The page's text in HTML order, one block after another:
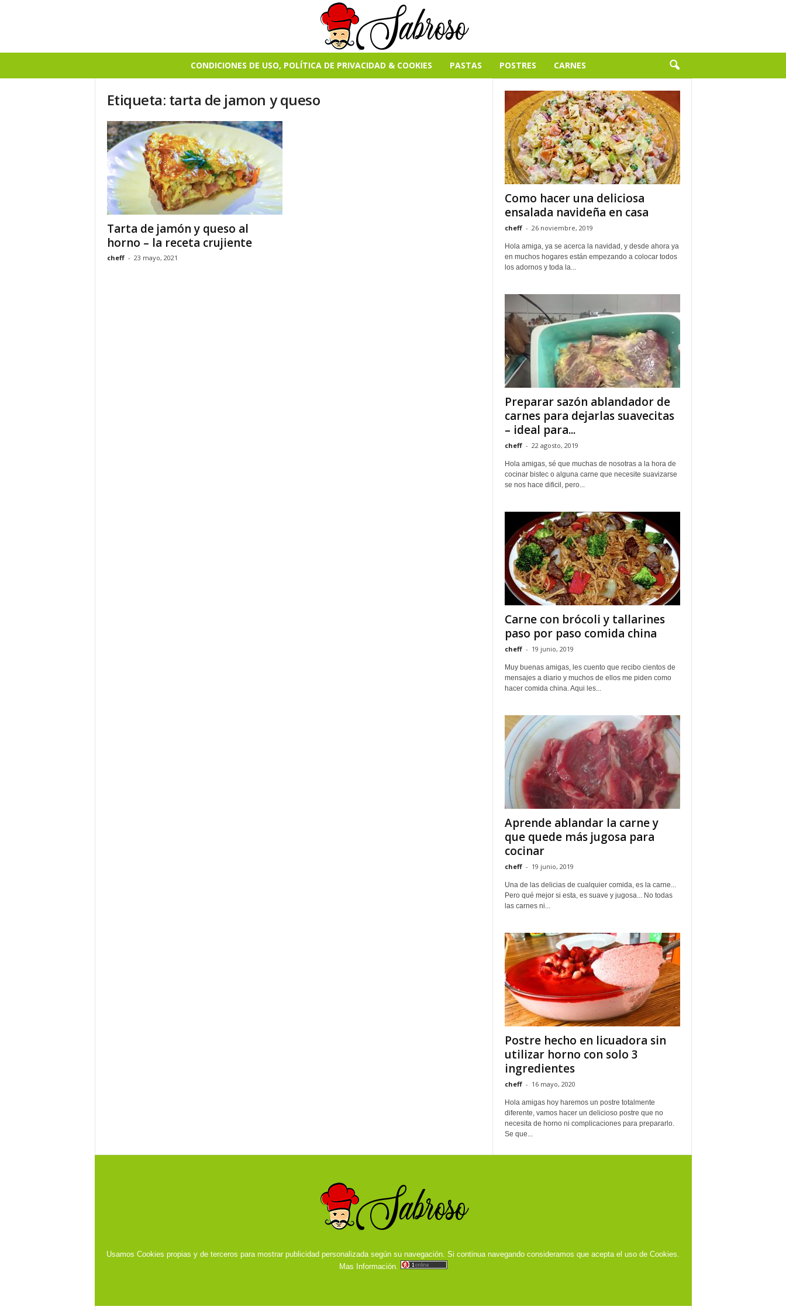
CONDICIONES DE USO, POLÍTICA DE PRIVACIDAD & COOKIES PASTAS POSTRES CARNES
Etiqueta: tarta de jamon y queso
Tarta de jamón y queso al
horno – la receta crujiente
cheff - 23 mayo, 2021
Como hacer una deliciosa
ensalada navideña en casa
cheff - 26 noviembre, 2019
Hola amiga, ya se acerca la navidad, y desde ahora ya
en muchos hogares están empezando a colocar todos
los adornos y toda la...
Preparar sazón ablandador de
carnes para dejarlas suavecitas
– ideal para...
cheff - 22 agosto, 2019
Hola amigas, sé que muchas de nosotras a la hora de
cocinar bistec o alguna carne que necesite suavizarse
se nos hace dificil, pero...
Carne con brócoli y tallarines
paso por paso comida china
cheff - 19 junio, 2019
Muy buenas amigas, les cuento que recibo cientos de
mensajes a diario y muchos de ellos me piden como
hacer comida china. Aqui les...
Aprende ablandar la carne y
que quede más jugosa para
cocinar
cheff - 19 junio, 2019
Una de las delicias de cualquier comida, es la carne...
Pero qué mejor si esta, es suave y jugosa... No todas
las carnes ni...
Postre hecho en licuadora sin
utilizar horno con solo 3
ingredientes
cheff - 16 mayo, 2020
Hola amigas hoy haremos un postre totalmente
diferente, vamos hacer un delicioso postre que no
necesita de horno ni complicaciones para prepararlo.
Se que...
Usamos Cookies propias y de terceros para mostrar publicidad personalizada según su navegación. Si continua navegando consideramos que acepta el uso de Cookies.
Mas Información.